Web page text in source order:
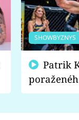
SHOWBYZNYS
fanoušci